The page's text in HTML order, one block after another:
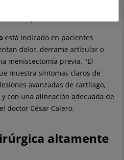
está indicado en pacientes
dolor, derrame articular o
meniscectomía previa. "El
muestra síntomas claros de
avanzadas de cartílago,
con una alineación adecuada de
doctor César Calero.
altamente